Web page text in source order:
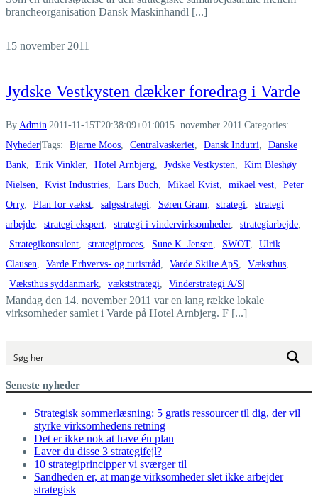
brancheorganisation Dansk Maskinhandl [...]
15 november 2011
Jydske Vestkysten dækker foredrag i Varde
By Admin 2011-11-15T20:38:09+01:0015. november 2011 Categories:
Nyheder Tags: Bjarne Moos, Centralvaskeriet, Dansk Indutri,
Danske
Bank, Erik Vinkler, Hotel Arnbjerg, Jydske Vestkysten,
Kim Bleshøy
Nielsen, Kvist Industries, Lars Buch, Mikael Kvist, mikael vest,
Peter
Orry, Plan for vækst, salgsstrategi, Søren Gram, strategi,
strategi
arbejde, strategi ekspert, strategi i vindervirksomheder, strategiarbejde,
Strategikonsulent, strategiproces, Sune K. Jensen, SWOT,
Ulrik
Clausen, Varde Erhvervs- og turistråd, Varde Skilte ApS, Væksthus,
Væksthus syddanmark, vækststrategi, Vinderstrategi A/S
Mandag den 14. november 2011 var en lang række lokale
virksomheder samlet i Varde på Hotel Arnbjerg. F [...]
Seneste nyheder
Strategisk sommerlæsning: 5 gratis ressourcer til dig, der vil
styrke virksomhedens retning
Det er ikke nok at have én plan
Laver du disse 3 strategifejl?
10 strategiprincipper vi sværger til
Sandheden er, at mange virksomheder slet ikke arbejder
strategisk